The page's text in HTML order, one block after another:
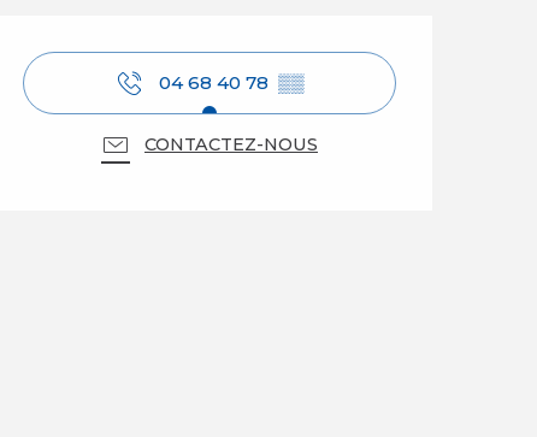
Ouverture et
04 68 40 78 ▒▒
CONTACTEZ-NOUS